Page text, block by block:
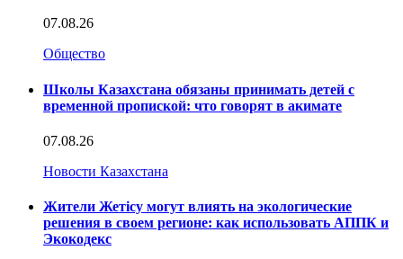
07.08.26
Общество
Школы Казахстана обязаны принимать детей с
временной пропиской: что говорят в акимате
07.08.26
Новости Казахстана
Жители Жетісу могут влиять на экологические
решения в своем регионе: как использовать АППК и
Экокодекс